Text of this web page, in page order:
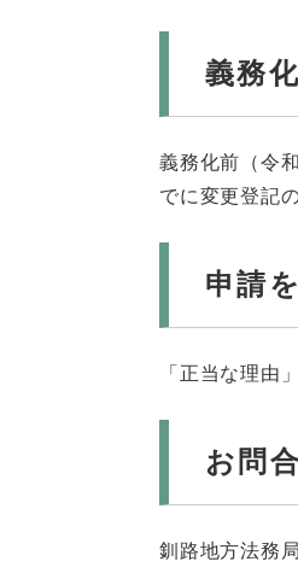
義務
義務化前（令
でに変更登記
申請
「正当な理由
お問
釧路地方法務